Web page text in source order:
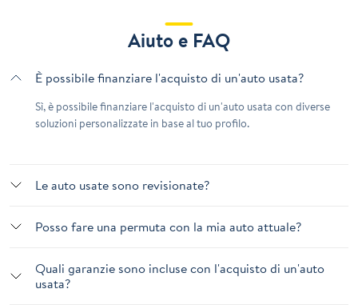
Aiuto e FAQ
È possibile finanziare l'acquisto di un'auto usata?
Sì, è possibile finanziare l'acquisto di un'auto usata con diverse
soluzioni personalizzate in base al tuo profilo.
Le auto usate sono revisionate?
Posso fare una permuta con la mia auto attuale?
Quali garanzie sono incluse con l'acquisto di un'auto
usata?